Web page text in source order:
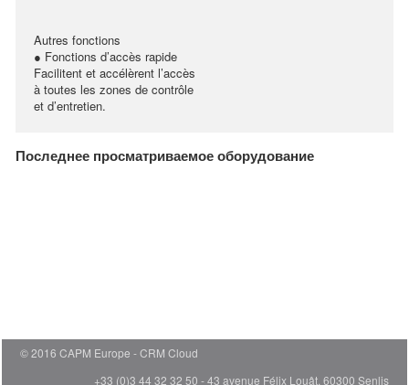
Autres fonctions
● Fonctions d’accès rapide
Facilitent et accélèrent l’accès
à toutes les zones de contrôle
et d’entretien.
Последнее просматриваемое оборудование
© 2016 CAPM Europe
CRM Cloud
+33 (0)3 44 32 32 50 - 43 avenue Félix Louât, 60300 Senlis